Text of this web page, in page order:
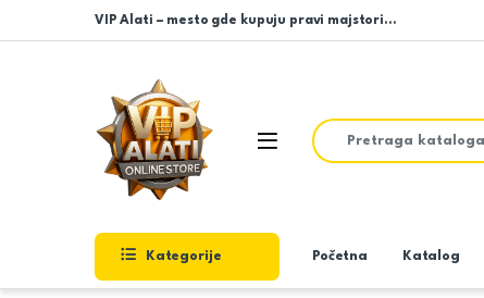
Skip to navigation
Skip to content
VIP Alati – mesto gde kupuju pravi majstori…
Open
Search for:
Kategorije Početna Katalog